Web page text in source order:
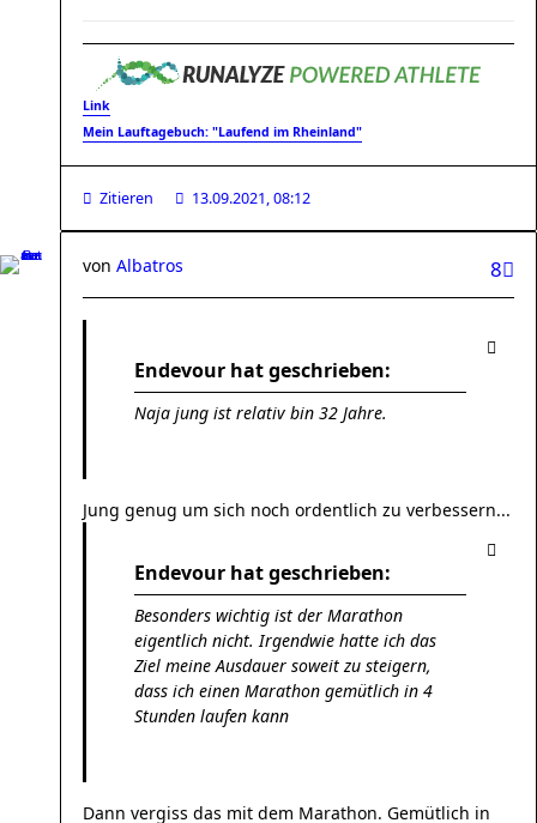
Link
Mein Lauftagebuch: "Laufend im Rheinland"
Zitieren 13.09.2021, 08:12
8
von Albatros
Endevour hat geschrieben:
Naja jung ist relativ bin 32 Jahre.
Jung genug um sich noch ordentlich zu verbessern...
Endevour hat geschrieben:
Besonders wichtig ist der Marathon
eigentlich nicht. Irgendwie hatte ich das
Ziel meine Ausdauer soweit zu steigern,
dass ich einen Marathon gemütlich in 4
Stunden laufen kann
Dann vergiss das mit dem Marathon. Gemütlich in